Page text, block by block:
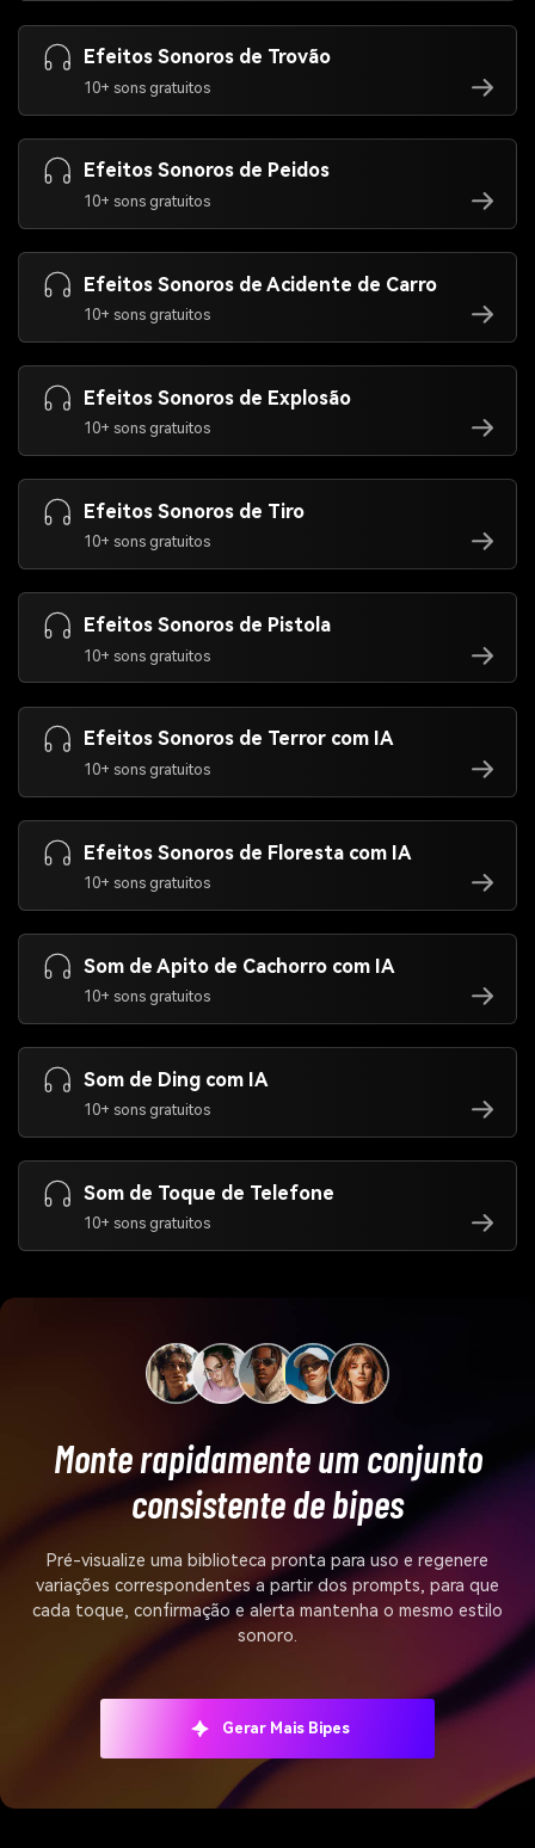
Efeitos Sonoros de Trovão
10+ sons gratuitos
Efeitos Sonoros de Peidos
10+ sons gratuitos
Efeitos Sonoros de Acidente de Carro
10+ sons gratuitos
Efeitos Sonoros de Explosão
10+ sons gratuitos
Efeitos Sonoros de Tiro
10+ sons gratuitos
Efeitos Sonoros de Pistola
10+ sons gratuitos
Efeitos Sonoros de Terror com IA
10+ sons gratuitos
Efeitos Sonoros de Floresta com IA
10+ sons gratuitos
Som de Apito de Cachorro com IA
10+ sons gratuitos
Som de Ding com IA
10+ sons gratuitos
Som de Toque de Telefone
10+ sons gratuitos
Monte rapidamente um conjunto
consistente de bipes
Pré-visualize uma biblioteca pronta para uso e regenere
variações correspondentes a partir dos prompts, para que
cada toque, confirmação e alerta mantenha o mesmo estilo
sonoro.
Gerar Mais Bipes